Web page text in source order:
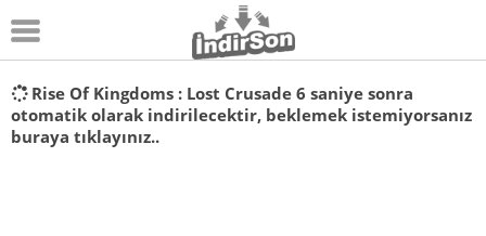
Android
Pc Oyunları
Rise Of Kingdoms : Lost Crusade 5 saniye sonra
otomatik olarak indirilecektir, beklemek istemiyorsanız
buraya tıklayınız..